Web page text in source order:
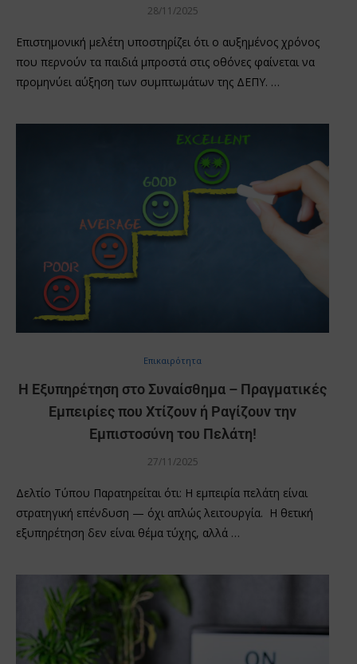
28/11/2025
Επιστημονική μελέτη υποστηρίζει ότι ο αυξημένος χρόνος
που περνούν τα παιδιά μπροστά στις οθόνες φαίνεται να
προμηνύει αύξηση των συμπτωμάτων της ΔΕΠΥ. …
Επικαιρότητα
Η Εξυπηρέτηση στο Συναίσθημα – Πραγματικές
Εμπειρίες που Χτίζουν ή Ραγίζουν την
Εμπιστοσύνη του Πελάτη!
27/11/2025
Δελτίο Τύπου Παρατηρείται ότι: Η εμπειρία πελάτη είναι
στρατηγική επένδυση — όχι απλώς λειτουργία. Η θετική
εξυπηρέτηση δεν είναι θέμα τύχης, αλλά …